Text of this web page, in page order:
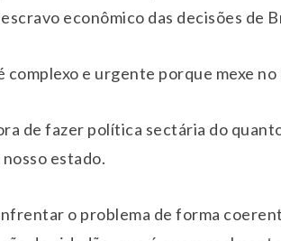
escravo econômico das decisões de
complexo e urgente porque mexe
de fazer política sectária do
estado.
o problema de forma